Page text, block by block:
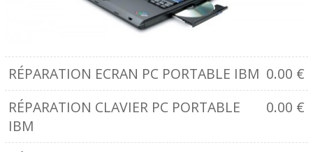
RÉPARATION ECRAN PC PORTABLE IBM 0.00 €
RÉPARATION CLAVIER PC PORTABLE
IBM
0.00 €